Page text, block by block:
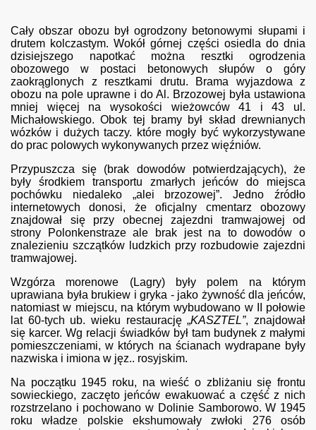
Cały obszar obozu był ogrodzony betonowymi słupami i
drutem kolczastym. Wokół górnej części osiedla do dnia
dzisiejszego napotkać można resztki ogrodzenia
obozowego w postaci betonowych słupów o góry
zaokrąglonych z resztkami drutu. Brama wyjazdowa z
obozu na pole uprawne i do Al. Brzozowej była ustawiona
mniej więcej na wysokości wieżowców 41 i 43 ul.
Michałowskiego. Obok tej bramy był skład drewnianych
wózków i dużych taczy. które mogły być wykorzystywane
do prac polowych wykonywanych przez więźniów.
Przypuszcza się (brak dowodów potwierdzających), że
były środkiem transportu zmarłych jeńców do miejsca
pochówku niedaleko „alei brzozowej”. Jedno źródło
internetowych donosi, że oficjalny cmentarz obozowy
znajdował się przy obecnej zajezdni tramwajowej od
strony Polonkenstraze ale brak jest na to dowodów o
znalezieniu szczątków ludzkich przy rozbudowie zajezdni
tramwajowej.
Wzgórza morenowe (Lagry) były polem na którym
uprawiana była brukiew i gryka - jako żywność dla jeńców,
natomiast w miejscu, na którym wybudowano w II połowie
lat 60-tych ub. wieku restaurację „KASZTEL”, znajdował
się karcer. Wg relacji świadków był tam budynek z małymi
pomieszczeniami, w których na ścianach wydrapane były
nazwiska i imiona w jęz.. rosyjskim.
Na początku 1945 roku, na wieść o zbliżaniu się frontu
sowieckiego, zaczęto jeńców ewakuować a część z nich
rozstrzelano i pochowano w Dolinie Samborowo. W 1945
roku władze polskie ekshumowały zwłoki 276 osób